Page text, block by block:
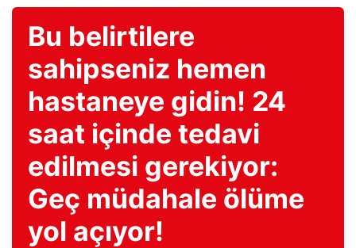
Bu belirtilere
sahipseniz hemen
hastaneye gidin! 24
saat içinde tedavi
edilmesi gerekiyor:
Geç müdahale ölüme
yol açıyor!